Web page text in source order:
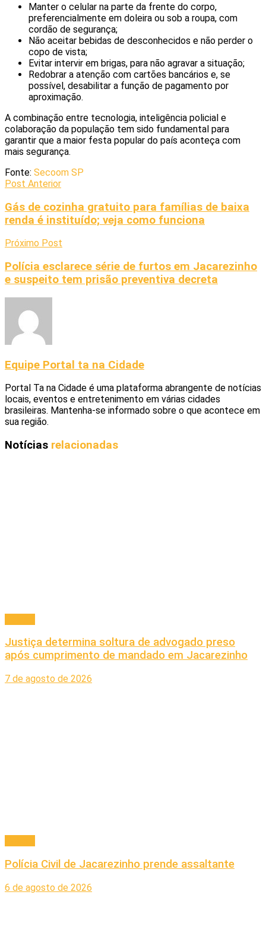
Manter o celular na parte da frente do corpo,
preferencialmente em doleira ou sob a roupa, com
cordão de segurança;
Não aceitar bebidas de desconhecidos e não perder o
copo de vista;
Evitar intervir em brigas, para não agravar a situação;
Redobrar a atenção com cartões bancários e, se
possível, desabilitar a função de pagamento por
aproximação.
A combinação entre tecnologia, inteligência policial e
colaboração da população tem sido fundamental para
garantir que a maior festa popular do país aconteça com
mais segurança.
Fonte: Secoom SP
Post Anterior
Gás de cozinha gratuito para famílias de baixa
renda é instituído; veja como funciona
Próximo Post
Polícia esclarece série de furtos em Jacarezinho
e suspeito tem prisão preventiva decreta
Equipe Portal ta na Cidade
Portal Ta na Cidade é uma plataforma abrangente de notícias
locais, eventos e entretenimento em várias cidades
brasileiras. Mantenha-se informado sobre o que acontece em
sua região.
Notícias relacionadas
Justiça determina soltura de advogado preso
após cumprimento de mandado em Jacarezinho
7 de agosto de 2026
Polícia Civil de Jacarezinho prende assaltante
6 de agosto de 2026